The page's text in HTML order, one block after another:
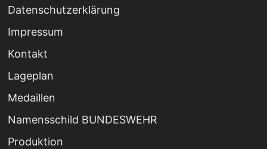
Datenschutzerklärung
Impressum
Kontakt
Lageplan
Medaillen
Namensschild BUNDESWEHR
Produktion